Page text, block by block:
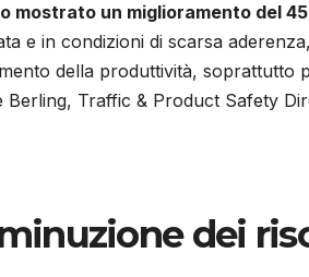
mostrato un miglioramento del
e in condizioni di scarsa
della produttività, soprattutto
Berling, Traffic & Product Safety
dei